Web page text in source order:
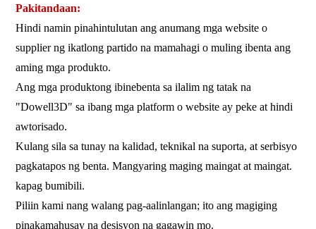
Pakitandaan:
Hindi namin pinahintulutan ang anumang mga website o
supplier ng ikatlong partido na mamahagi o muling ibenta ang
aming mga produkto.
Ang mga produktong ibinebenta sa ilalim ng tatak na
"Dowell3D" sa ibang mga platform o website ay peke at hindi
awtorisado.
Kulang sila sa tunay na kalidad, teknikal na suporta, at serbisyo
pagkatapos ng benta. Mangyaring maging maingat at maingat.
kapag bumibili.
Piliin kami nang walang pag-aalinlangan; ito ang magiging
pinakamahusay na desisyon na gagawin mo.